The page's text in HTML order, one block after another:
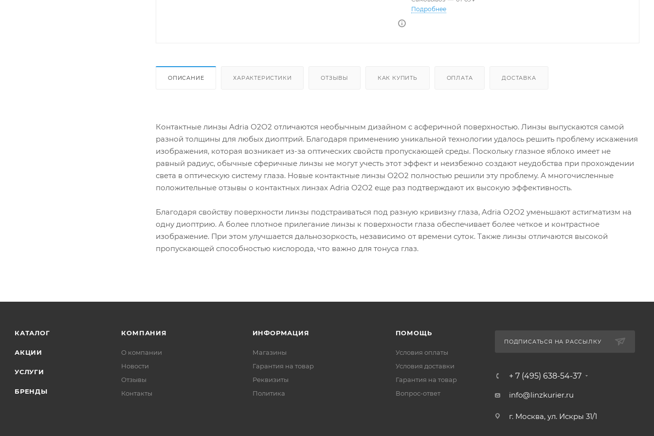
Подробнее
ОПИСАНИЕ ХАРАКТЕРИСТИКИ ОТЗЫВЫ КАК КУПИТЬ ОПЛАТА ДОСТАВКА
Контактные линзы Adria O2O2 отличаются необычным дизайном с асферичной поверхностью. Линзы выпускаются самой
разной толщины для любых диоптрий. Благодаря применению уникальной технологии удалось решить проблему искажения
изображения, которая возникает из-за оптических свойств пропускающей среды. Поскольку глазное яблоко имеет не
равный радиус, обычные сферичные линзы не могут учесть этот эффект и неизбежно создают неудобства при прохождении
света в оптическую систему глаза. Новые контактные линзы O2O2 полностью решили эту проблему. А многочисленные
положительные отзывы о контактных линзах Adria O2O2 еще раз подтверждают их высокую эффективность.
Благодаря свойству поверхности линзы подстраиваться под разную кривизну глаза, Adria O2O2 уменьшают астигматизм на
одну диоптрию. А более плотное прилегание линзы к поверхности глаза обеспечивает более четкое и контрастное
изображение. При этом улучшается дальнозоркость, независимо от времени суток. Также линзы отличаются высокой
пропускающей способностью кислорода, что важно для тонуса глаз.
КАТАЛОГ
АКЦИИ
УСЛУГИ
БРЕНДЫ
КОМПАНИЯ
О компании
Новости
Отзывы
Контакты
ИНФОРМАЦИЯ
Магазины
Гарантия на товар
Реквизиты
Политика
ПОМОЩЬ
Условия оплаты
Условия доставки
Гарантия на товар
Вопрос-ответ
ПОДПИСАТЬСЯ НА РАССЫЛКУ
+ 7 (495) 638-54-37
info@linzkurier.ru
г. Москва, ул. Искры 31/1